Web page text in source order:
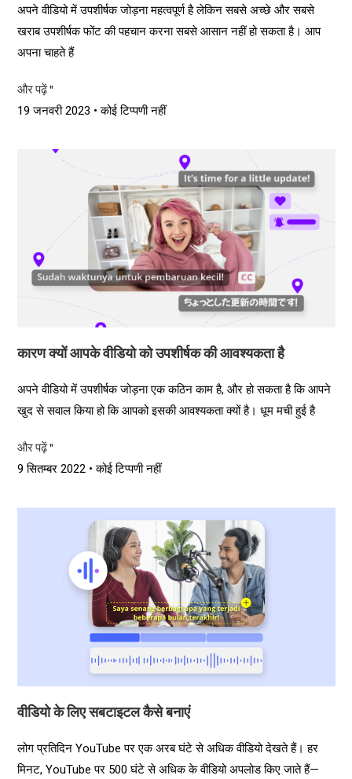
अपने वीडियो में उपशीर्षक जोड़ना महत्वपूर्ण है लेकिन सबसे अच्छे और सबसे
खराब उपशीर्षक फोंट की पहचान करना सबसे आसान नहीं हो सकता है। आप
अपना चाहते हैं
और पढ़ें "
19 जनवरी 2023 कोई टिप्पणी नहीं
कारण क्यों आपके वीडियो को उपशीर्षक की आवश्यकता है
अपने वीडियो में उपशीर्षक जोड़ना एक कठिन काम है, और हो सकता है कि आपने
खुद से सवाल किया हो कि आपको इसकी आवश्यकता क्यों है। धूम मची हुई है
और पढ़ें "
9 सितम्बर 2022 कोई टिप्पणी नहीं
वीडियो के लिए सबटाइटल कैसे बनाएं
लोग प्रतिदिन YouTube पर एक अरब घंटे से अधिक वीडियो देखते हैं। हर
मिनट, YouTube पर 500 घंटे से अधिक के वीडियो अपलोड किए जाते हैं—